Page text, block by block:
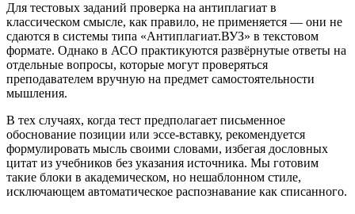
Для тестовых заданий проверка на антиплагиат в
классическом смысле, как правило, не применяется — они не
сдаются в системы типа «Антиплагиат.ВУЗ» в текстовом
формате. Однако в АСО практикуются развёрнутые ответы на
отдельные вопросы, которые могут проверяться
преподавателем вручную на предмет самостоятельности
мышления.
В тех случаях, когда тест предполагает письменное
обоснование позиции или эссе-вставку, рекомендуется
формулировать мысль своими словами, избегая дословных
цитат из учебников без указания источника. Мы готовим
такие блоки в академическом, но нешаблонном стиле,
исключающем автоматическое распознавание как списанного.